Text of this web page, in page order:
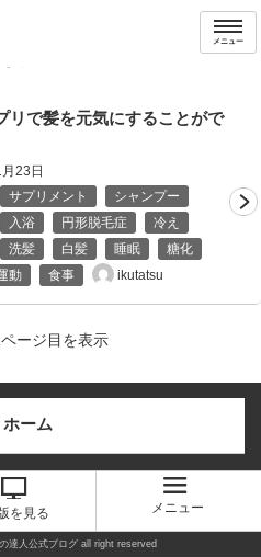
メニュー
リで髪を元気にすることがで
23日
サプリメント
シャンプー
入浴 円形脱毛症
冷え
洗髪 白髪 睡眠
糖化
動 食事 ikutatsu
ージ目を表示
ーム
を見る メニュー
達人公式ブログ all right reserved